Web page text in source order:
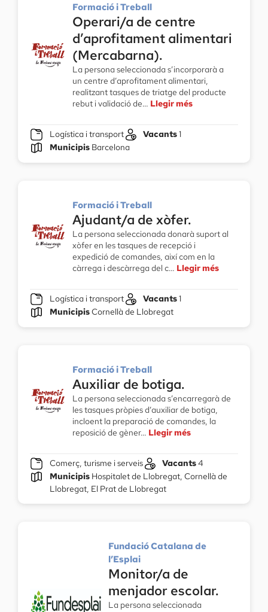
Formació i Treball
Operari/a de centre
d’aprofitament alimentari
(Mercabarna).
La persona seleccionada s’incorporarà a
un centre d’aprofitament alimentari,
realitzant tasques de triatge del producte
rebut i validació de… Llegir més
Logística i transport Vacants1
MunicipisBarcelona
Formació i Treball
Ajudant/a de xòfer.
La persona seleccionada donarà suport al
xòfer en les tasques de recepció i
expedició de comandes, així com en la
càrrega i descàrrega del c… Llegir més
Logística i transport Vacants1
MunicipisCornellà de Llobregat
Formació i Treball
Auxiliar de botiga.
La persona seleccionada s’encarregarà de
les tasques pròpies d’auxiliar de botiga,
incloent la preparació de comandes, la
reposició de gèner… Llegir més
Comerç, turisme i serveis Vacants4
MunicipisHospitalet de Llobregat, Cornellà de
Llobregat, El Prat de Llobregat
Fundació Catalana de
l’Esplai
Monitor/a de
menjador escolar.
La persona seleccionada